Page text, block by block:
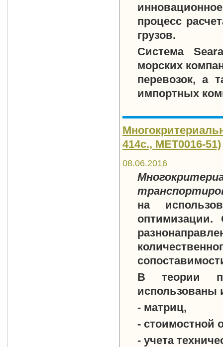
процесс
грузов.
Система
морских
перевозок, а
импортных
414с., MET0016-51)
08.06.2016
на
оптимизации.
В теории
использованы
- матриц,
- стоимостной
- учета